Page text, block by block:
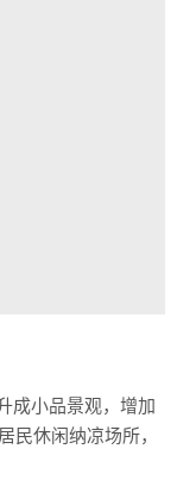
成小品景观，增加
民休闲纳凉场所，